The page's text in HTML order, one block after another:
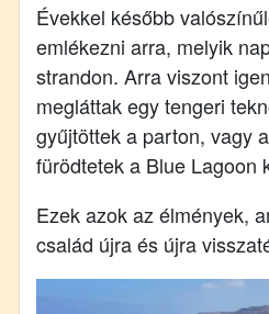
Évekkel később
emlékezni arra, melyik
strandon. Arra viszont
megláttak egy tengeri
gyűjtöttek a parton, vagy
fürödtetek a Blue Lagoon
Ezek azok az élmények,
család újra és újra